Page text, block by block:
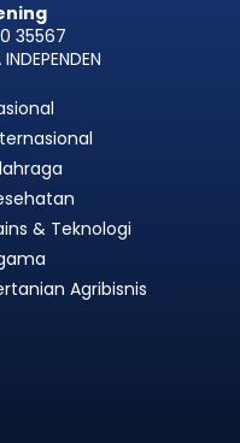
35567
& Teknologi
Agribisnis